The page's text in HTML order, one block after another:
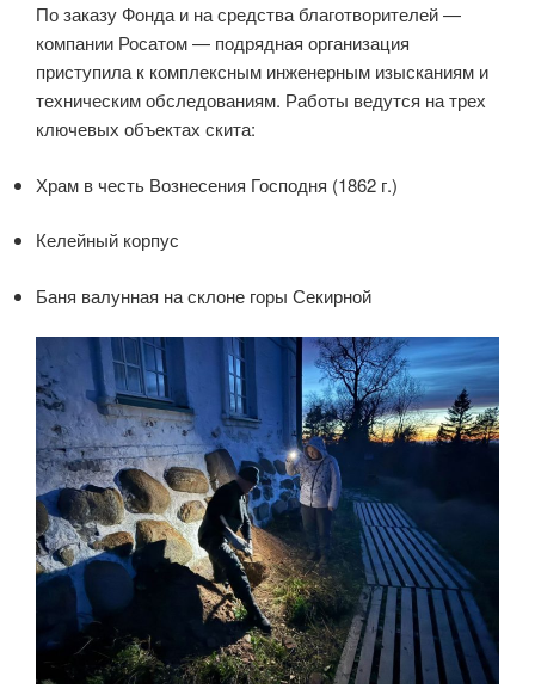
По заказу Фонда и на средства благотворителей —
компании Росатом — подрядная организация
приступила к комплексным инженерным изысканиям и
техническим обследованиям. Работы ведутся на трех
ключевых объектах скита:
Храм в честь Вознесения Господня (1862 г.)
Келейный корпус
Баня валунная на склоне горы Секирной